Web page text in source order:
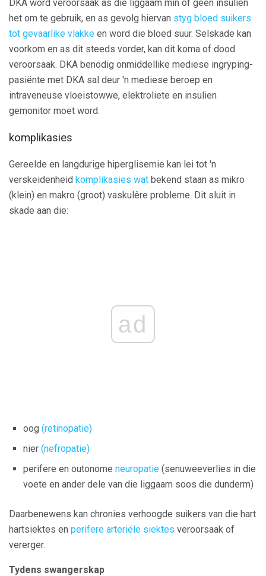
DKA word veroorsaak as die liggaam min of geen insulien
het om te gebruik, en as gevolg hiervan styg bloed suikers
tot gevaarlike vlakke en word die bloed suur. Selskade kan
voorkom en as dit steeds vorder, kan dit koma of dood
veroorsaak. DKA benodig onmiddellike mediese ingryping-
pasiënte met DKA sal deur 'n mediese beroep en
intraveneuse vloeistowwe, elektroliete en insulien
gemonitor moet word.
komplikasies
Gereelde en langdurige hiperglisemie kan lei tot 'n
verskeidenheid komplikasies wat bekend staan ​​as mikro
(klein) en makro (groot) vaskulêre probleme. Dit sluit in
skade aan die:
ad
oog (retinopatie)
nier (nefropatie)
perifere en outonome neuropatie (senuweeverlies in die
voete en ander dele van die liggaam soos die dunderm)
Daarbenewens kan chronies verhoogde suikers van die hart
hartsiektes en perifere arteriële siektes veroorsaak of
vererger.
Tydens swangerskap